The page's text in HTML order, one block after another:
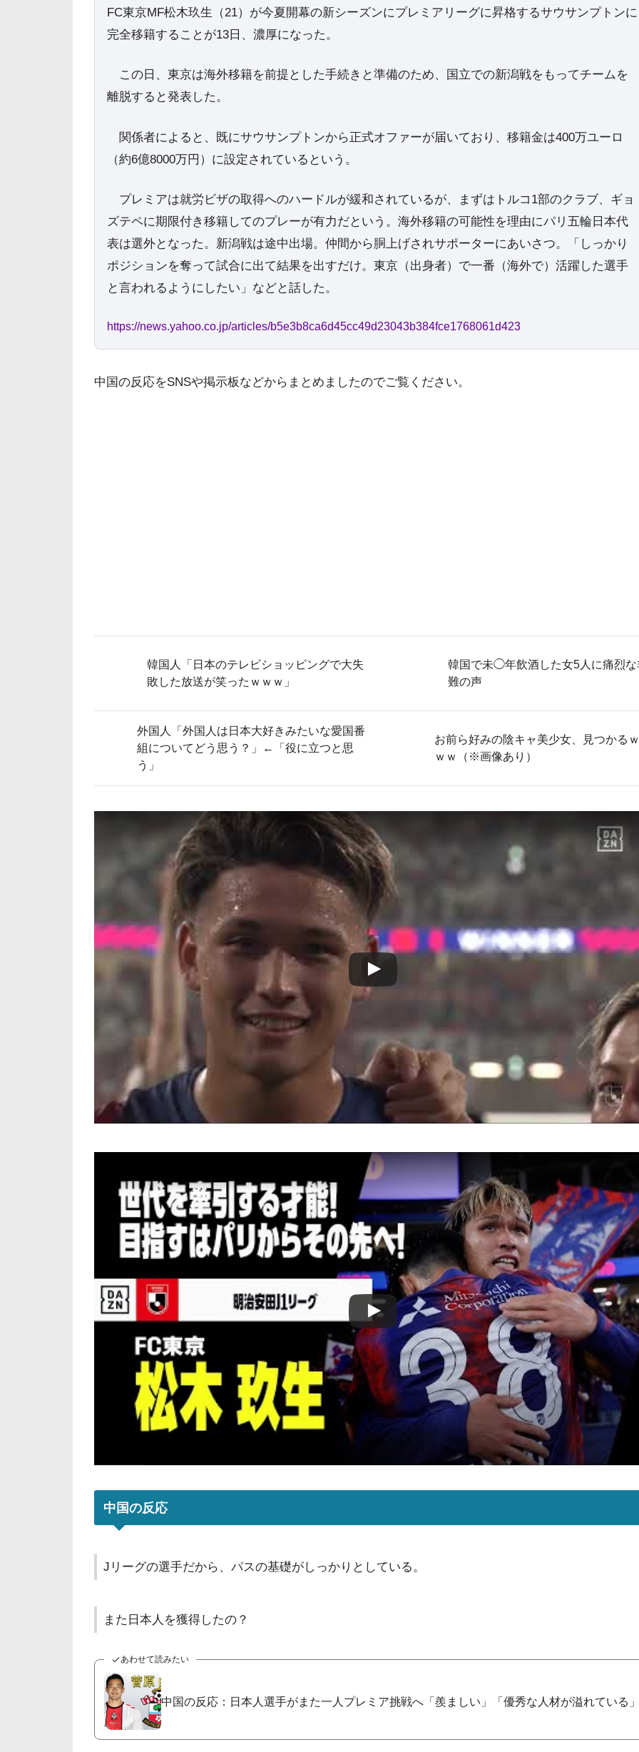
FC東京MF松木玖生（21）が今夏開幕の新シーズンにプレミアリーグに昇格するサウサンプトンに
完全移籍することが13日、濃厚になった。
この日、東京は海外移籍を前提とした手続きと準備のため、国立での新潟戦をもってチームを
離脱すると発表した。
関係者によると、既にサウサンプトンから正式オファーが届いており、移籍金は400万ユーロ
（約6億8000万円）に設定されているという。
プレミアは就労ビザの取得へのハードルが緩和されているが、まずはトルコ1部のクラブ、ギョ
ズテペに期限付き移籍してのプレーが有力だという。海外移籍の可能性を理由にパリ五輪日本代
表は選外となった。新潟戦は途中出場。仲間から胴上げされサポーターにあいさつ。「しっかり
ポジションを奪って試合に出て結果を出すだけ。東京（出身者）で一番（海外で）活躍した選手
と言われるようにしたい」などと話した。
https://news.yahoo.co.jp/articles/b5e3b8ca6d45cc49d23043b384fce1768061d423
中国の反応をSNSや掲示板などからまとめましたのでご覧ください。
韓国人「日本のテレビショッピングで大失
敗した放送が笑ったｗｗｗ」
韓国で未◯年飲酒した女5人に痛烈な
難の声
外国人「外国人は日本大好きみたいな愛国番
組についてどう思う？」←「役に立つと思
う」
お前ら好みの陰キャ美少女、見つかるｗ
ｗｗ（※画像あり）
中国の反応
Jリーグの選手だから、パスの基礎がしっかりとしている。
また日本人を獲得したの？
あわせて読みたい
中国の反応：日本人選手がまた一人プレミア挑戦へ「羨ましい」「優秀な人材が溢れている